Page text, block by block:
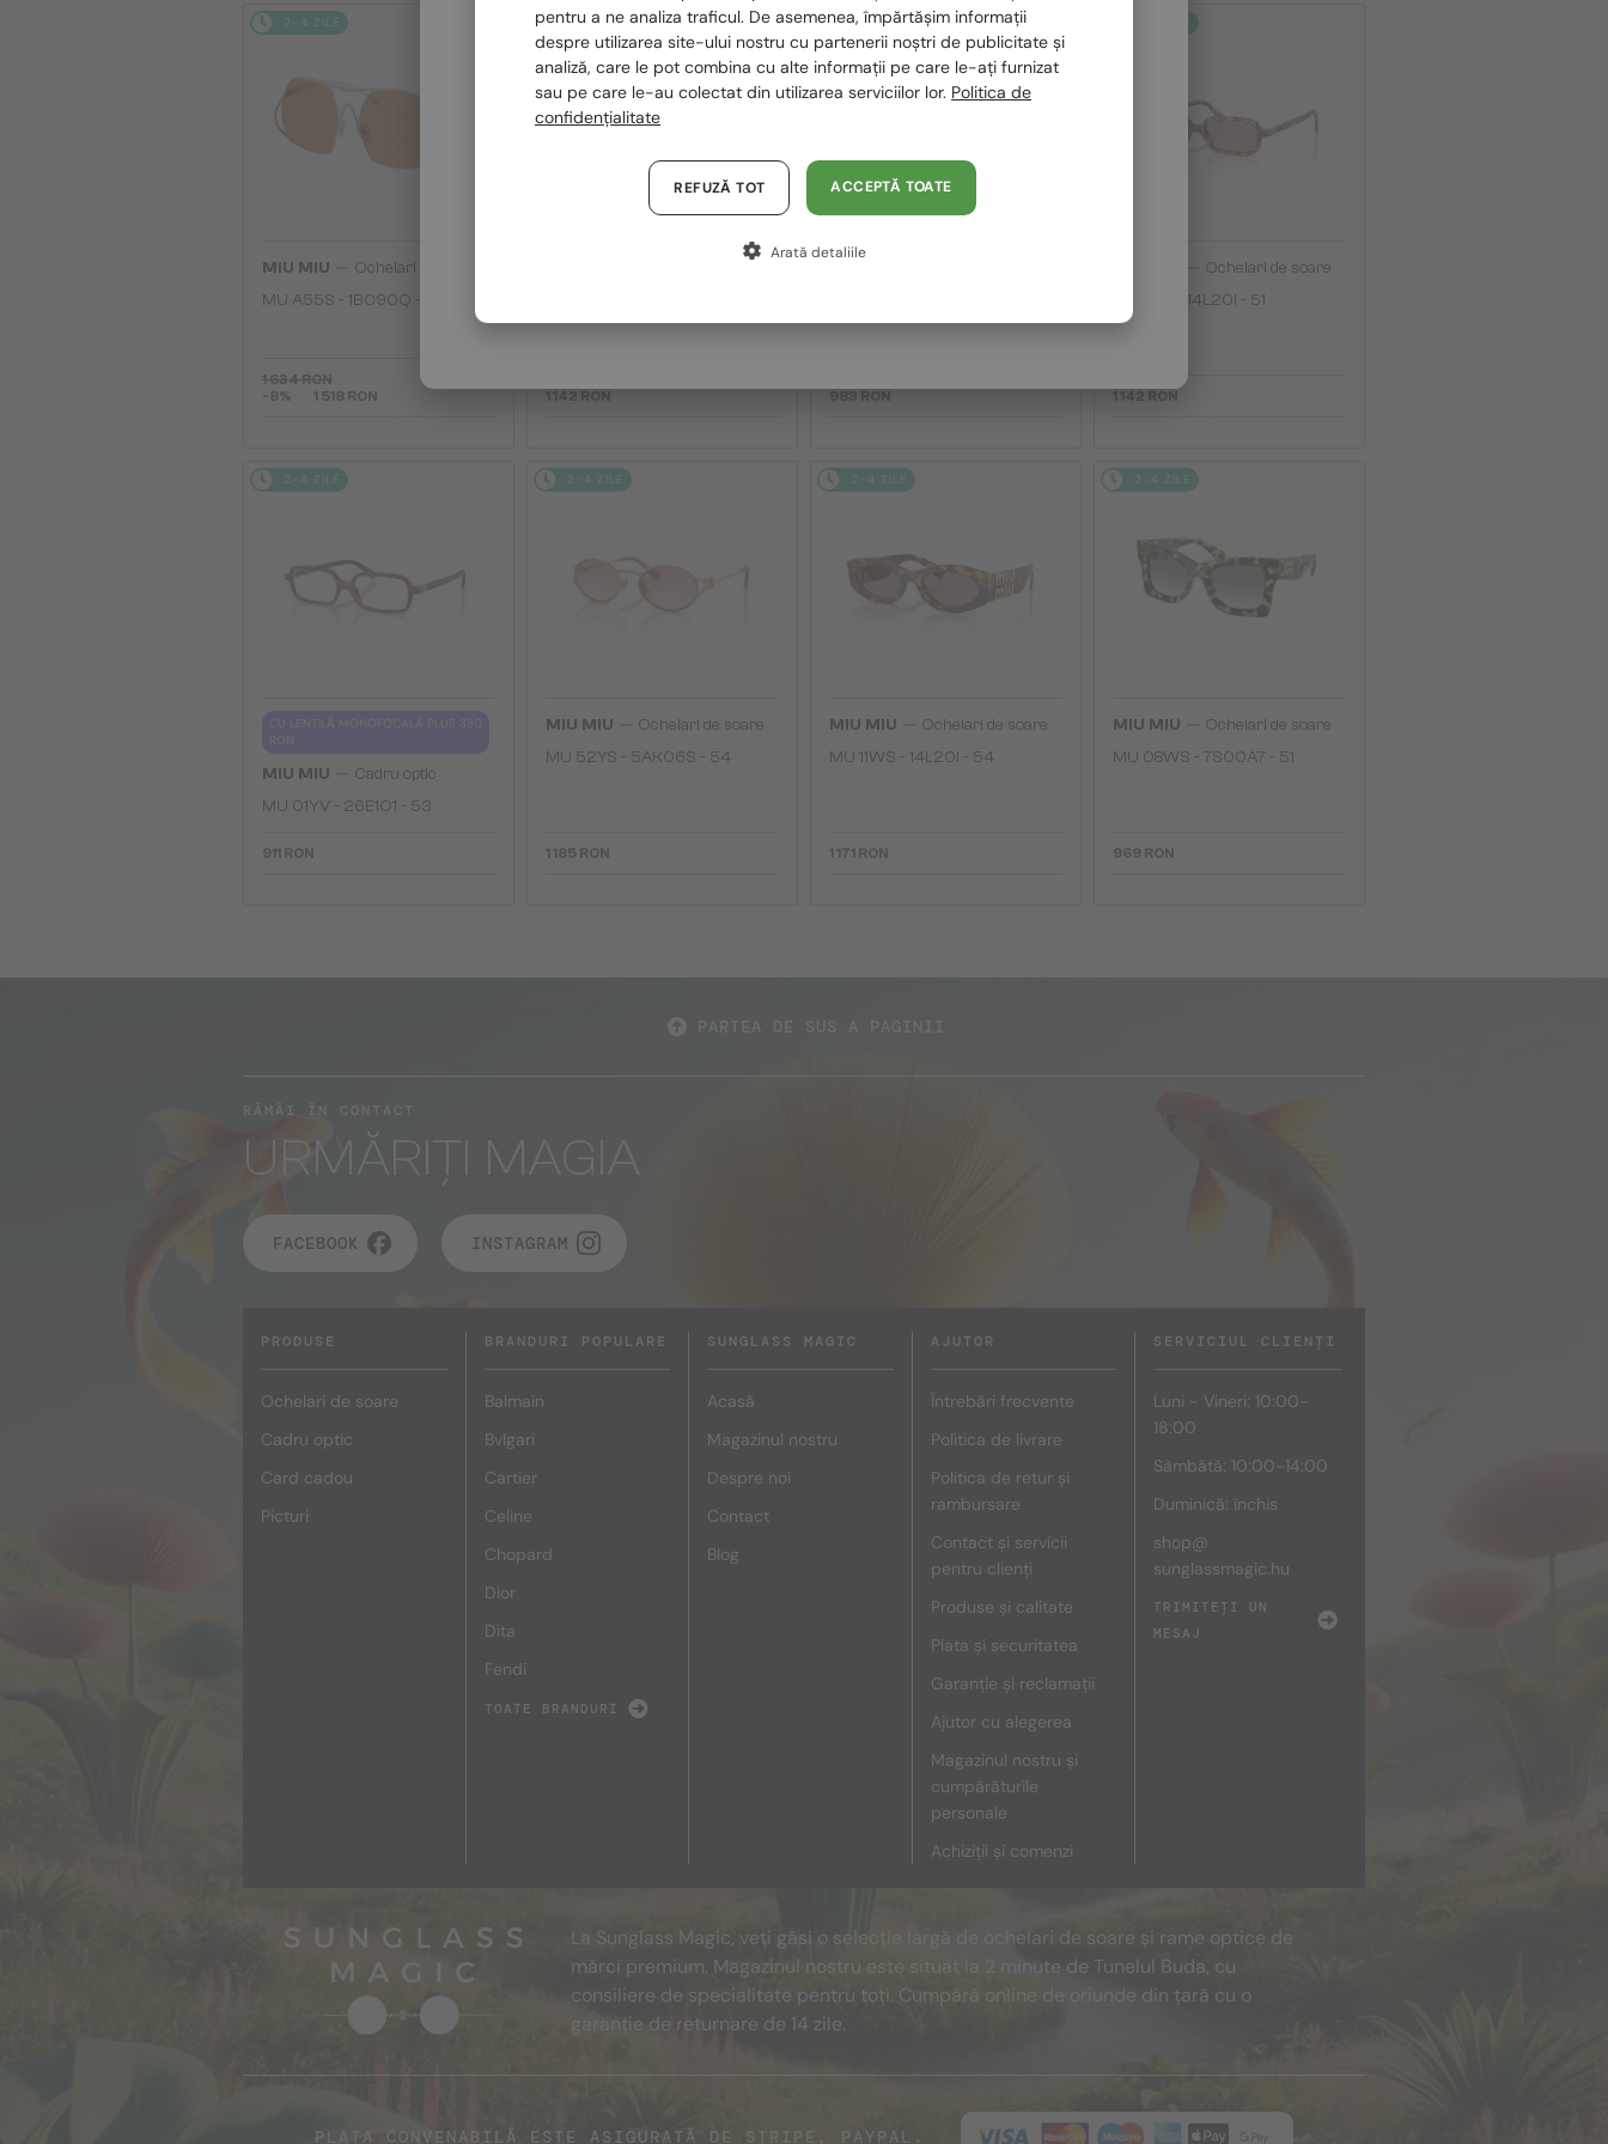
2-4 ZILE
MIU MIU
Ochelari de soare
MU A55S - ​1BC90Q - ​57
1 634 RON
-8%
1 518 RON
2-4 ZILE
1 142 RON
2-4 ZILE
983 RON
Ochelari de soare
MU 11ZS - 14L20I - 51
1 142 RON
2-4 ZILE
MIU MIU
Cadru optic
MU 01YV - 26E1O1 - 53
911 RON
2-4 ZILE
MIU MIU
Ochelari de soare
MU 52YS - ​5AK06S - ​54
1 185 RON
2-4 ZILE
MIU MIU
Ochelari de soare
MU 11WS - 14L20I - 54
1 171 RON
2-4 ZILE
MIU MIU
Ochelari de soare
MU 08WS - 7S00A7 - 51
969 RON
RĂMÂI ÎN CONTACT
URMĂRIȚI MAGIA
FACEBOOK INSTAGRAM
PRODUSE
Ochelari de soare
Cadru optic
Card cadou
Picturi
BRANDURI POPULARE
Balmain
Bvlgari
Cartier
Celine
Chopard
Dior
Dita
Fendi
TOATE BRANDURI
SUNGLASS MAGIC
Acasă
Magazinul nostru
Despre noi
Contact
Blog
AJUTOR
Întrebări frecvente
Politica de livrare
Politica de retur și
rambursare
Contact și servicii
pentru clienți
Produse și calitate
Plata și securitatea
Garanție și reclamații
Ajutor cu alegerea
Magazinul nostru și
cumpărăturile
personale
Achiziții și comenzi
SERVICIUL CLIENȚI
Luni - Vineri: 10:00-
18:00
Sâmbătă: 10:00-14:00
Duminică: închis
shop@
sunglassmagic.hu
TRIMITEȚI UN
MESAJ
La Sunglass Magic, veți găsi o selecție largă de ochelari de soare și rame optice de
mărci premium. Magazinul nostru este situat la 2 minute de Tunelul Buda, cu
consiliere de specialitate pentru toți. Cumpără online de oriunde din țară cu o
garanție de returnare de 14 zile.
PLATA CONVENABILĂ ESTE ASIGURATĂ DE STRIPE, PAYPAL.
România / RO
Polska / PL
Magyarország / HU
Austria / AT
pentru a ne analiza traficul. De asemenea, împărtășim informații
despre utilizarea site-ului nostru cu partenerii noștri de publicitate și
analiză, care le pot combina cu alte informații pe care le-ați furnizat
sau pe care le-au colectat din utilizarea serviciilor lor. Politica de
confidențialitate
ACCEPTĂ TOATE
REFUZĂ TOT
Arată detaliile